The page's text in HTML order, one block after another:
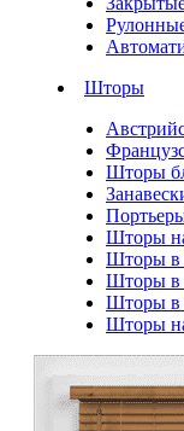
Шторы
Шторы
Шторы
Шторы в
Шторы в
Шторы в
Шторы